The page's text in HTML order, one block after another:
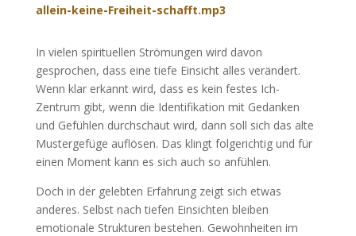
allein-keine-Freiheit-schafft.mp3
In vielen spirituellen Strömungen wird davon
gesprochen, dass eine tiefe Einsicht alles verändert.
Wenn klar erkannt wird, dass es kein festes Ich-
Zentrum gibt, wenn die Identifikation mit Gedanken
und Gefühlen durchschaut wird, dann soll sich das alte
Mustergefüge auflösen. Das klingt folgerichtig und für
einen Moment kann es sich auch so anfühlen.
Doch in der gelebten Erfahrung zeigt sich etwas
anderes. Selbst nach tiefen Einsichten bleiben
emotionale Strukturen bestehen. Gewohnheiten im